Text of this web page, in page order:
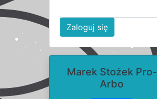
Zaloguj się
Marek Stożek Pro-
Arbo